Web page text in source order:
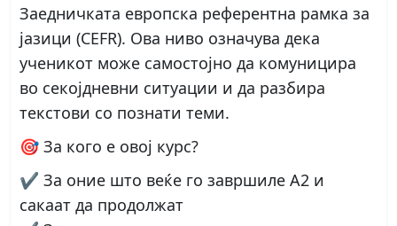
Заедничката европска референтна рамка за
јазици (CEFR). Ова ниво означува дека
ученикот може самостојно да комуницира
во секојдневни ситуации и да разбира
текстови со познати теми.
🎯 За кого е овој курс?
✔️ За оние што веќе го завршиле А2 и
сакаат да продолжат